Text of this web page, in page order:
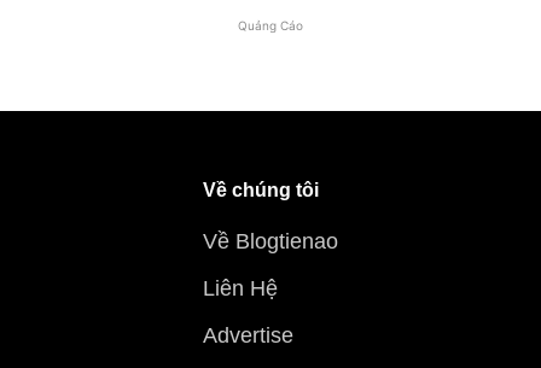
Quảng Cáo
Về chúng tôi
Về Blogtienao
Liên Hệ
Advertise